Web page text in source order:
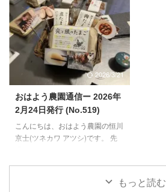
お仕事していました。退職する
1~2年前からAI用の半導体製造の
開発が行われていたような気がし
ます。人の役割だった仕事が、AI
にとって代わる。そんな時代が来
ると、当時予見しておりました。
考えなくても、自動的に様々なタ
スクや事が成せるようになると、
人が退化していくのではと思った
りもしてました。 農業の世界に
入った理由の一つは、自ら考え
て、決めて、行う・・・そんな仕
2026/3/21
おはよう農園通信ー 2026年
2月24日発行 (No.519)
こんにちは、おはよう農園の恒川
京士(ツネカワ アツシ)です。 先
駅直結の東武百貨店で月一開催しもっと読む